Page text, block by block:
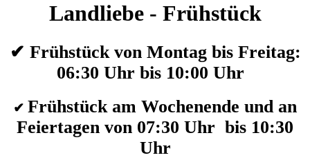
Landliebe - Frühstück
✔ Frühstück von Montag bis Freitag:
06:30 Uhr bis 10:00 Uhr
✔ Frühstück am Wochenende und an
Feiertagen von 07:30 Uhr bis 10:30
Uhr